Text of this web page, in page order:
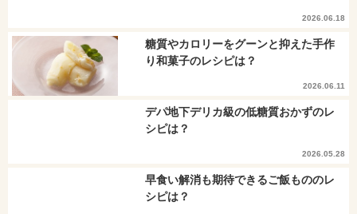
2026.06.18
糖質やカロリーをグーンと抑えた手作
り和菓子のレシピは？
2026.06.11
デパ地下デリカ級の低糖質おかずのレ
シピは？
2026.05.28
早食い解消も期待できるご飯もののレ
シピは？